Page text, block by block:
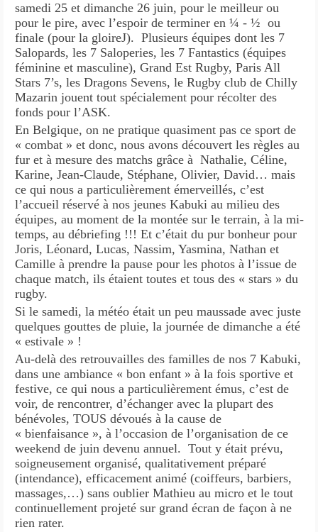
samedi 25 et dimanche 26 juin, pour le meilleur ou
pour le pire, avec l’espoir de terminer en ¼ - ½ ou
finale (pour la gloireJ). Plusieurs équipes dont les 7
Salopards, les 7 Saloperies, les 7 Fantastics (équipes
féminine et masculine), Grand Est Rugby, Paris All
Stars 7’s, les Dragons Sevens, le Rugby club de Chilly
Mazarin jouent tout spécialement pour récolter des
fonds pour l’ASK.
En Belgique, on ne pratique quasiment pas ce sport de
« combat » et donc, nous avons découvert les règles au
fur et à mesure des matchs grâce à Nathalie, Céline,
Karine, Jean-Claude, Stéphane, Olivier, David… mais
ce qui nous a particulièrement émerveillés, c’est
l’accueil réservé à nos jeunes Kabuki au milieu des
équipes, au moment de la montée sur le terrain, à la mi-
temps, au débriefing !!! Et c’était du pur bonheur pour
Joris, Léonard, Lucas, Nassim, Yasmina, Nathan et
Camille à prendre la pause pour les photos à l’issue de
chaque match, ils étaient toutes et tous des « stars » du
rugby.
Si le samedi, la météo était un peu maussade avec juste
quelques gouttes de pluie, la journée de dimanche a été
« estivale »
Au-delà des retrouvailles des familles de nos 7 Kabuki,
dans une ambiance « bon enfant » à la fois sportive et
festive, ce qui nous a particulièrement émus, c’est de
voir, de rencontrer, d’échanger avec la plupart des
bénévoles, TOUS dévoués à la cause de
« bienfaisance », à l’occasion de l’organisation de ce
weekend de juin devenu annuel. Tout y était prévu,
soigneusement organisé, qualitativement préparé
(intendance), efficacement animé (coiffeurs, barbiers,
massages,…) sans oublier Mathieu au micro et le tout
continuellement projeté sur grand écran de façon à ne
rien rater.